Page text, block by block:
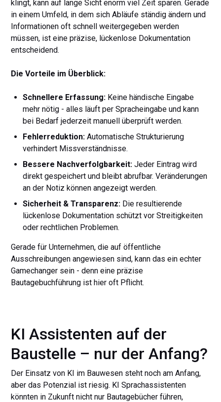
klingt, kann auf lange Sicht enorm viel Zeit sparen. Gerade
in einem Umfeld, in dem sich Abläufe ständig ändern und
Informationen oft schnell weitergegeben werden
müssen, ist eine präzise, lückenlose Dokumentation
entscheidend.
Die Vorteile im Überblick:
Schnellere Erfassung: Keine händische Eingabe
mehr nötig - alles läuft per Spracheingabe und kann
bei Bedarf jederzeit manuell überprüft werden.
Fehlerreduktion: Automatische Strukturierung
verhindert Missverständnisse.
Bessere Nachverfolgbarkeit: Jeder Eintrag wird
direkt gespeichert und bleibt abrufbar. Veränderungen
an der Notiz können angezeigt werden.
Sicherheit & Transparenz: Die resultierende
lückenlose Dokumentation schützt vor Streitigkeiten
oder rechtlichen Problemen.
Gerade für Unternehmen, die auf öffentliche
Ausschreibungen angewiesen sind, kann das ein echter
Gamechanger sein - denn eine präzise
Bautagebuchführung ist hier oft Pflicht.
KI Assistenten auf der
Baustelle – nur der Anfang?
Der Einsatz von KI im Bauwesen steht noch am Anfang,
aber das Potenzial ist riesig. KI Sprachassistenten
könnten in Zukunft nicht nur Bautagebücher führen,